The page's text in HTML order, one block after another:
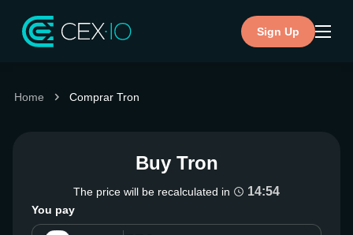
Sign Up
Home Comprar Tron
Buy Tron
The price will be recalculated in 14:53
You pay